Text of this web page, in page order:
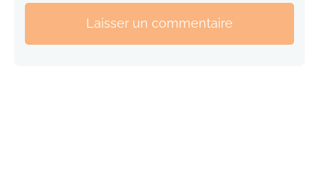
Laisser un commentaire